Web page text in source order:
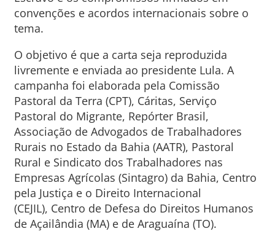
convenções e acordos internacionais sobre o
tema.
O objetivo é que a carta seja reproduzida
livremente e enviada ao presidente Lula. A
campanha foi elaborada pela Comissão
Pastoral da Terra (CPT), Cáritas, Serviço
Pastoral do Migrante, Repórter Brasil,
Associação de Advogados de Trabalhadores
Rurais no Estado da Bahia (AATR), Pastoral
Rural e Sindicato dos Trabalhadores nas
Empresas Agrícolas (Sintagro) da Bahia, Centro
pela Justiça e o Direito Internacional
(CEJIL), Centro de Defesa do Direitos Humanos
de Açailândia (MA) e de Araguaína (TO).